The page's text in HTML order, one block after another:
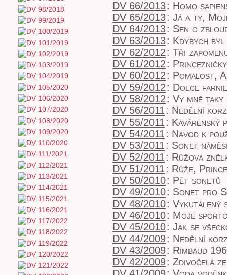
DV 66/2013: Homo
DV 65/2013: Já a ty,
DV 64/2013: Sen o
DV 63/2013: Kdybych
DV 62/2012: Tři
DV 61/2012:
DV 60/2012: Pomalost,
DV 59/2012: Dolce
DV 58/2012: Vy mně taky
DV 56/2011: Nedělní
DV 55/2011: Kavárenský
DV 54/2011: Návod k
DV 53/2011: Sonet
DV 52/2011: Růžová
DV 51/2011: Růže,
DV 50/2010: Pět sonetů
DV 49/2010: Sonet pro
DV 48/2010: Vykutálený
DV 46/2010: Moje
DV 45/2010: Jak se
DV 44/2009: Nedělní
DV 43/2009: Rimbaud
DV 42/2009: Zdivočelá